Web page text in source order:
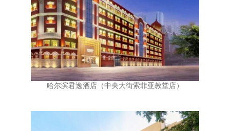
哈尔滨君逸酒店（中央大街索菲亚教堂店）